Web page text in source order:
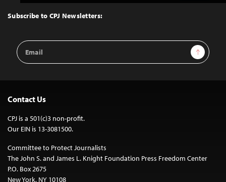
Top
Subscribe to CPJ Newsletters:
Email
Address
Sign Up
Contact Us
CPJ is a 501(c)3 non-profit.
Our EIN is 13-3081500.
Committee to Protect Journalists
The John S. and James L. Knight Foundation Press Freedom Center
P.O. Box 2675
New York, NY 10108